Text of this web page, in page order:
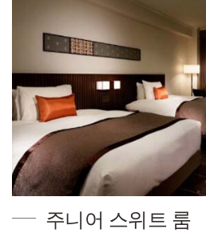
주니어 스위트 룸